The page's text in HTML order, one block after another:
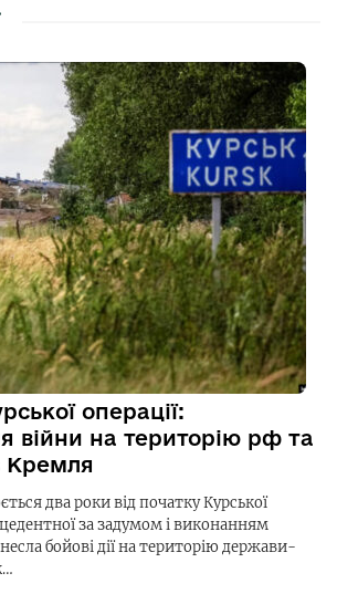
операції:
війни на територію рф та
Кремля
два роки від початку Курської
за задумом і виконанням
бойові дії на територію держави-